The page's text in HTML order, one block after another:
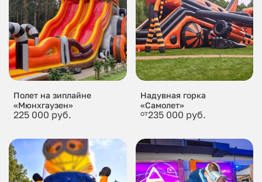
Полет на зиплайне
«Мюнхгаузен»
225 000 руб.
Надувная горка
«Самолет»
от235 000 руб.